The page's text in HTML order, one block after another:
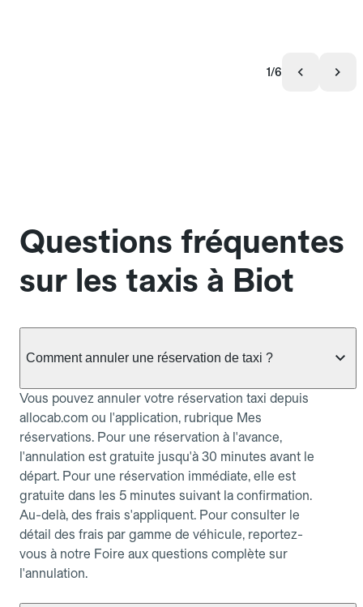
1/6
Questions fréquentes
sur les taxis à Biot
Comment annuler une réservation de taxi ?
Vous pouvez annuler votre réservation taxi depuis
allocab.com ou l'application, rubrique Mes
réservations. Pour une réservation à l'avance,
l'annulation est gratuite jusqu'à 30 minutes avant le
départ. Pour une réservation immédiate, elle est
gratuite dans les 5 minutes suivant la confirmation.
Au-delà, des frais s'appliquent. Pour consulter le
détail des frais par gamme de véhicule, reportez-
vous à notre Foire aux questions complète sur
l'annulation.